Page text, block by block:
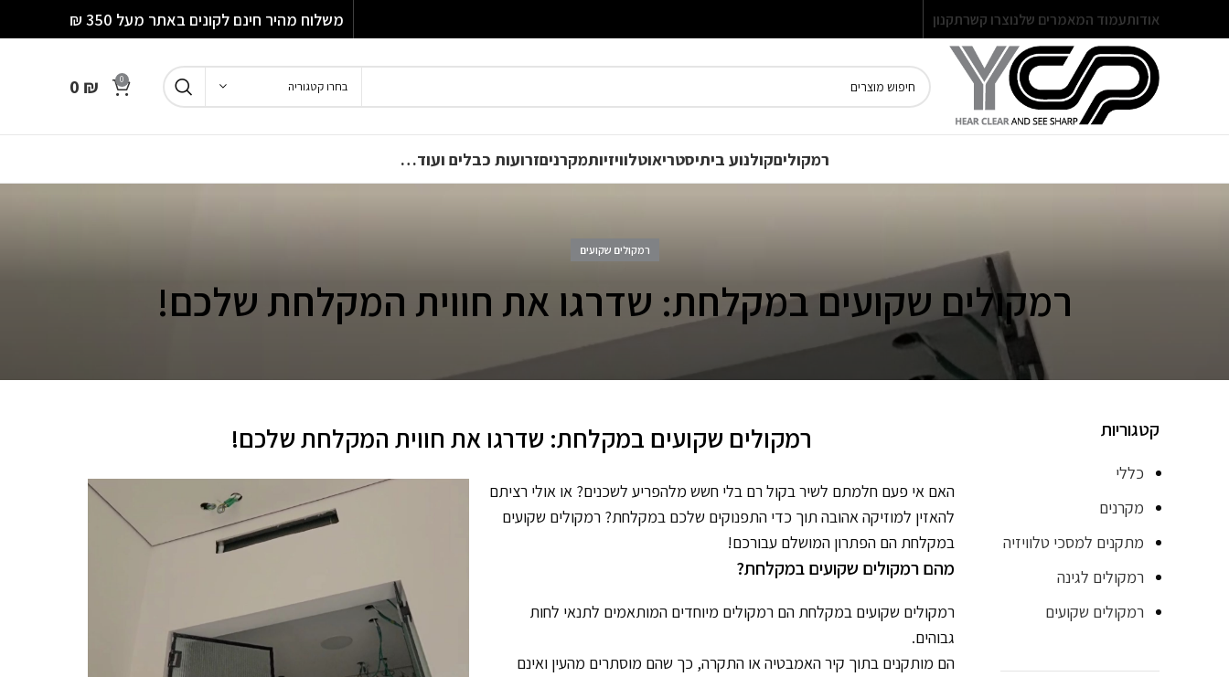
אודותעמוד המאמרים שלנוצרו קשרתקנון משלוח מהיר חינם לקונים באתר מעל 350 ₪
בחרו קטגוריה 0
0 ₪
רמקוליםקולנוע ביתיסטריאוטלוויזיותמקרניםזרועות כבלים ועוד…
רמקולים שקועים
רמקולים שקועים במקלחת: שדרגו את חווית המקלחת שלכם!
רמקולים שקועים במקלחת: שדרגו את חווית המקלחת שלכם!
האם אי פעם חלמתם לשיר בקול רם בלי חשש מלהפריע לשכנים? או אולי רציתם
להאזין למוזיקה אהובה תוך כדי התפנוקים שלכם במקלחת? רמקולים שקועים
במקלחת הם הפתרון המושלם עבורכם!
מהם רמקולים שקועים במקלחת?
רמקולים שקועים במקלחת הם רמקולים מיוחדים המותאמים לתנאי לחות
גבוהים.
הם מותקנים בתוך קיר האמבטיה או התקרה, כך שהם מוסתרים מהעין ואינם
קטגוריות
כללי
מקרנים
מתקנים למסכי טלוויזיה
רמקולים לגינה
רמקולים שקועים